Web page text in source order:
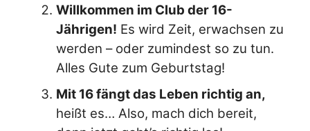
Willkommen im Club der 16-
Jährigen! Es wird Zeit, erwachsen zu
werden – oder zumindest so zu tun.
Alles Gute zum Geburtstag!
Mit 16 fängt das Leben richtig an,
heißt es… Also, mach dich bereit,